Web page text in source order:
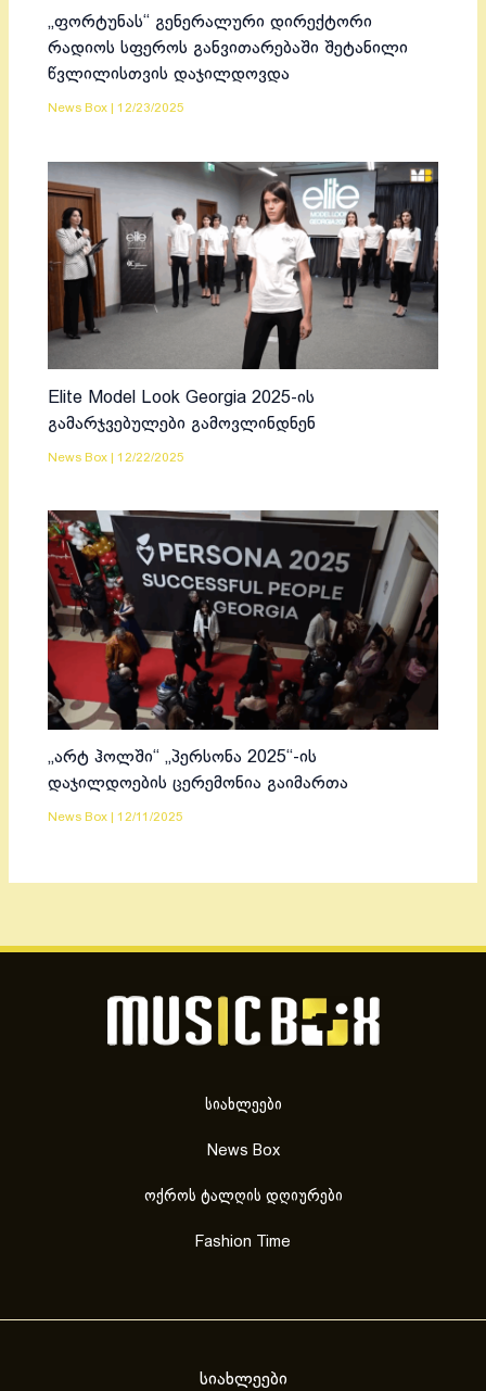
„ფორტუნას“ გენერალური დირექტორი
რადიოს სფეროს განვითარებაში შეტანილი
წვლილისთვის დაჯილდოვდა
News Box |12/23/2025
Elite Model Look Georgia 2025-ის
გამარჯვებულები გამოვლინდნენ
News Box |12/22/2025
„არტ ჰოლში“ „პერსონა 2025“-ის
დაჯილდოების ცერემონია გაიმართა
News Box |12/11/2025
სიახლეები
News Box
ოქროს ტალღის დღიურები
Fashion Time
სიახლეები